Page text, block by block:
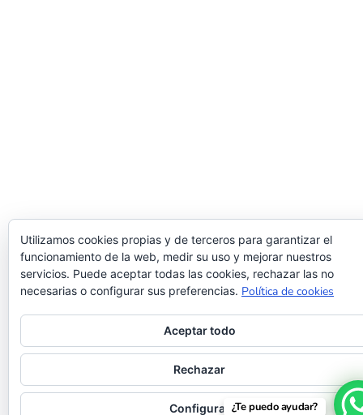
¿Te puedo ayudar?
Utilizamos cookies propias y de terceros para garantizar el
funcionamiento de la web, medir su uso y mejorar nuestros
servicios. Puede aceptar todas las cookies, rechazar las no
necesarias o configurar sus preferencias. Política de cookies
Aceptar todo
Rechazar
Configurar